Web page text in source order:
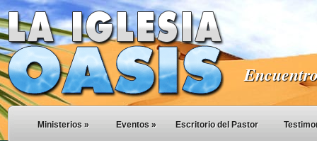
Ministerios » Eventos » Escritorio del Pastor